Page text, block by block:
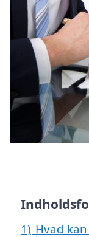
1) Hvad